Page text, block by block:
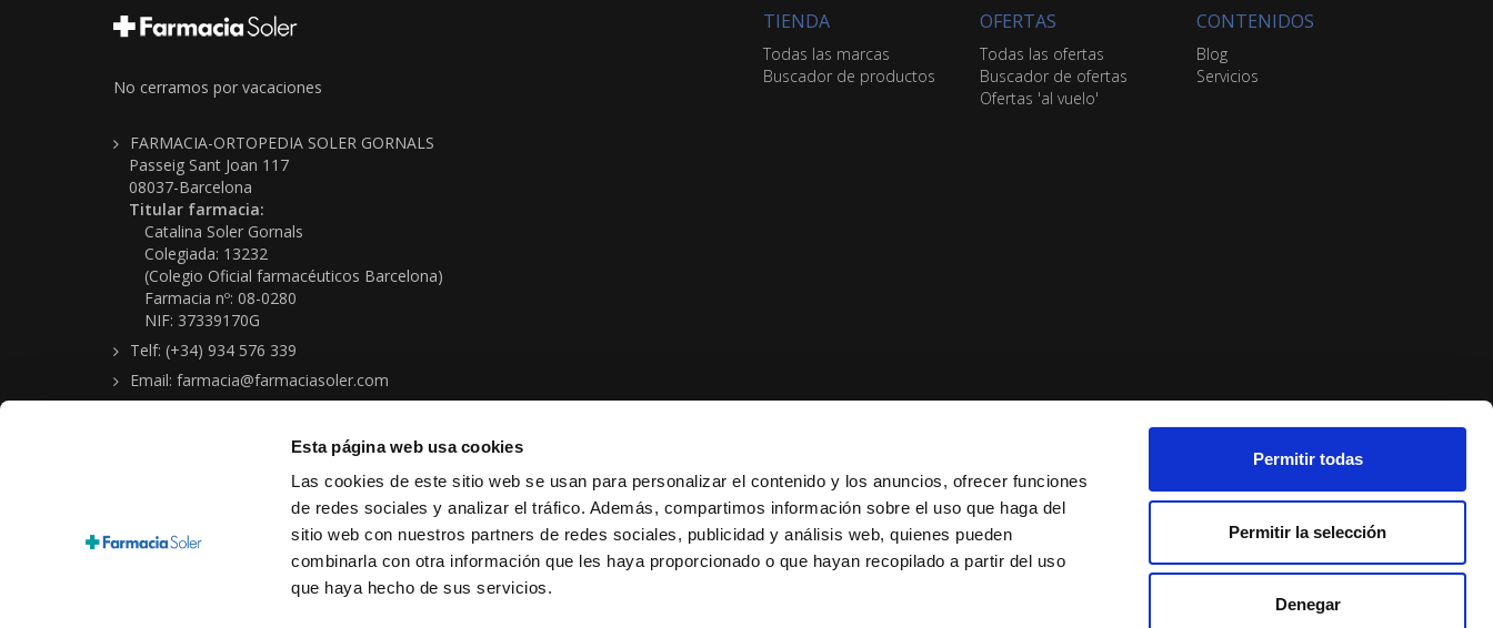
Esta página web usa cookies
Las cookies de este sitio web se usan para personalizar el contenido y los anuncios, ofrecer funciones
de redes sociales y analizar el tráfico. Además, compartimos información sobre el uso que haga del
sitio web con nuestros partners de redes sociales, publicidad y análisis web, quienes pueden
combinarla con otra información que les haya proporcionado o que hayan recopilado a partir del uso
que haya hecho de sus servicios.
Permitir todas
Permitir la selección
Denegar
No cerramos por vacaciones
FARMACIA-ORTOPEDIA SOLER GORNALS
Passeig Sant Joan 117
08037-Barcelona
Titular farmacia:
Catalina Soler Gornals
Colegiada: 13232
(Colegio Oficial farmacéuticos Barcelona)
Farmacia nº: 08-0280
NIF: 37339170G
Telf: (+34) 934 576 339
Email: farmacia@farmaciasoler.com
TIENDA
Todas las marcas
Buscador de productos
OFERTAS
Todas las ofertas
Buscador de ofertas
Ofertas 'al vuelo'
CONTENIDOS
Blog
Servicios
Copyright © 2026 Farmacia-Ortopedia Soler Gornals
Política protección de datos personales |Condiciones de venta|Política de